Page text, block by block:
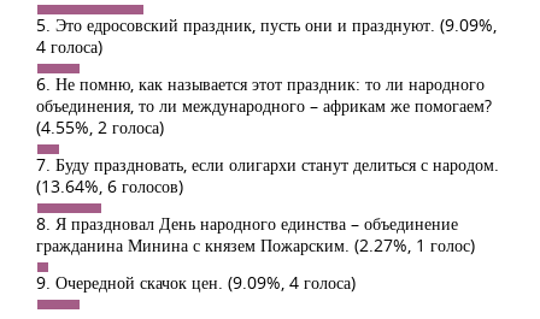
5. Это едросовский праздник, пусть они и празднуют. (9.09%,
4 голоса)
6. Не помню, как называется этот праздник: то ли народного
объединения, то ли международного – африкам же помогаем?
(4.55%, 2 голоса)
7. Буду праздновать, если олигархи станут делиться с народом.
(13.64%, 6 голосов)
8. Я праздновал День народного единства – объединение
гражданина Минина с князем Пожарским. (2.27%, 1 голос)
9. Очередной скачок цен. (9.09%, 4 голоса)